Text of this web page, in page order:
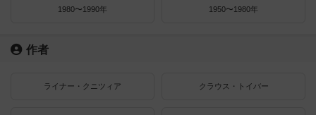
1980〜1990年 1950〜1980年
作者
ライナー・クニツィア クラウス・トイバー